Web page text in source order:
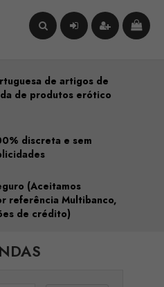
de artigos de
de produtos erótico
discreta e sem
(Aceitamos
referência Multibanco,
de crédito)